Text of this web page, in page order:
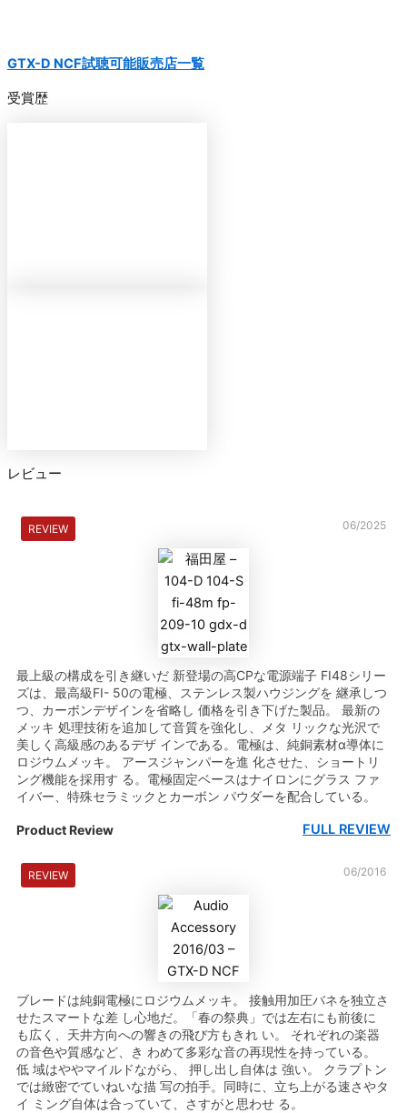
GTX-D NCF試聴可能販売店一覧
受賞歴
レビュー
REVIEW 06/2025
最上級の構成を引き継いだ 新登場の高CPな電源端子 FI48シリー
ズは、最高級FI- 50の電極、ステンレス製ハウジングを 継承しつ
つ、カーボンデザインを省略し 価格を引き下げた製品。 最新の
メッキ 処理技術を追加して音質を強化し、メタ リックな光沢で
美しく高級感のあるデザ インである。電極は、純銅素材α導体に
ロジウムメッキ。 アースジャンパーを進 化させた、ショートリ
ング機能を採用す る。電極固定ベースはナイロンにグラス ファ
イバー、特殊セラミックとカーボン パウダーを配合している。
Product Review FULL REVIEW
REVIEW 06/2016
ブレードは純銅電極にロジウムメッキ。 接触用加圧バネを独立さ
せたスマートな差 し心地だ。「春の祭典」では左右にも前後に
も広く、天井方向への響きの飛び方もきれ い。 それぞれの楽器
の音色や質感など、き わめて多彩な音の再現性を持っている。
低 域はややマイルドながら、 押し出し自体は 強い。 クラプトン
では緻密でていねいな描 写の拍手。同時に、立ち上がる速さやタ
イ ミング自体は合っていて、さすがと思わせ る。